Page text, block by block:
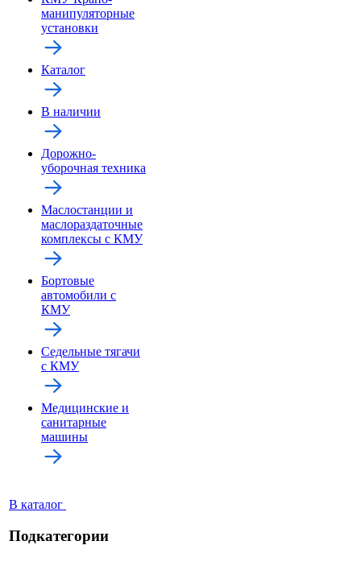
манипуляторные
установки
Каталог
В наличии
Дорожно-
уборочная техника
Маслостанции и
маслораздаточные
комплексы с КМУ
Бортовые
автомобили с
КМУ
Седельные тягачи
с КМУ
Медицинские и
санитарные
машины
В каталог
Подкатегории